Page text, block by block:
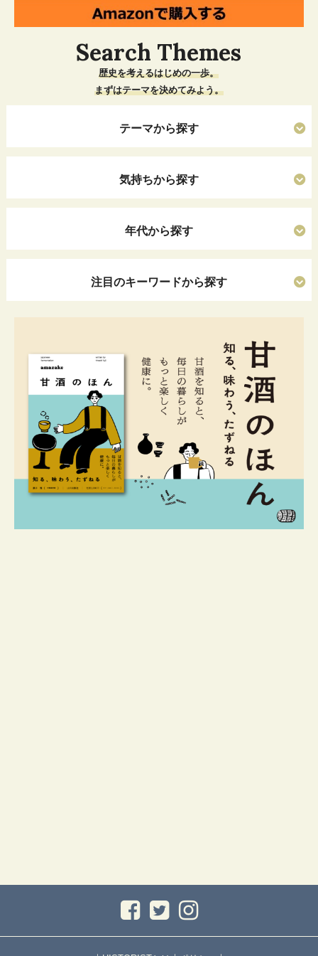
Search Themes
歴史を考えるはじめの一歩。
まずはテーマを決めてみよう。
テーマから探す
気持ちから探す
年代から探す
注目のキーワードから探す